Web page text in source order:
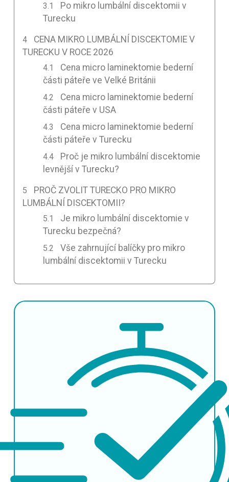
Po mikro lumbální discektomii v
Turecku
CENA MIKRO LUMBÁLNÍ DISCEKTOMIE V
TURECKU V ROCE 2026
Cena micro laminektomie bederní
části páteře ve Velké Británii
Cena micro laminektomie bederní
části páteře v USA
Cena micro laminektomie bederní
části páteře v Turecku
Proč je mikro lumbální discektomie
levnější v Turecku?
PROČ ZVOLIT TURECKO PRO MIKRO
LUMBÁLNÍ DISCEKTOMII?
Je mikro lumbální discektomie v
Turecku bezpečná?
Vše zahrnující balíčky pro mikro
lumbální discektomii v Turecku